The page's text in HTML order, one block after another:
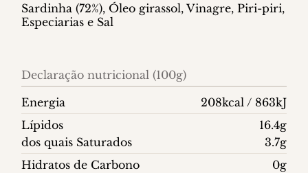
Sardinha (72%), Óleo girassol, Vinagre, Piri-piri,
Especiarias e Sal
Declaração nutricional (100g)
Energia
208kcal / 863kJ
Lípidos
16.4g
dos quais Saturados
3.7g
Hidratos de Carbono
0g